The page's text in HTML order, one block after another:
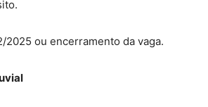
2025 ou encerramento da vaga.